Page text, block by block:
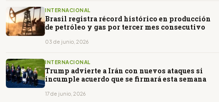
INTERNACIONAL
Brasil registra récord histórico en producción
de petróleo y gas por tercer mes consecutivo
03 de junio, 2026
INTERNACIONAL
Trump advierte a Irán con nuevos ataques si
incumple acuerdo que se firmará esta semana
17 de junio, 2026